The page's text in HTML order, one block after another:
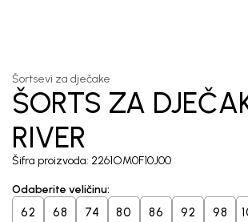
Šortsevi za dječake
ŠORTS ZA
RIVER
Šifra proizvoda: 2261OM0F10J00
Odaberite veličinu:
62 68 74 80 86 92 98